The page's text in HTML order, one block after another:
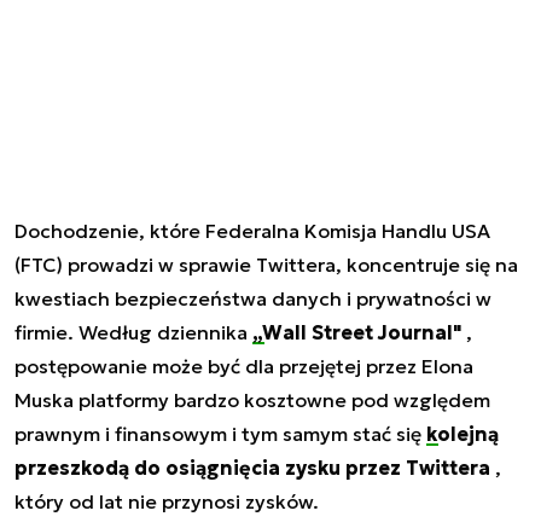
Dochodzenie, które Federalna Komisja Handlu USA
(FTC) prowadzi w sprawie Twittera, koncentruje się na
kwestiach bezpieczeństwa danych i prywatności w
firmie. Według dziennika „Wall Street Journal" ,
postępowanie może być dla przejętej przez Elona
Muska platformy bardzo kosztowne pod względem
prawnym i finansowym i tym samym stać się kolejną
przeszkodą do osiągnięcia zysku przez Twittera ,
który od lat nie przynosi zysków.